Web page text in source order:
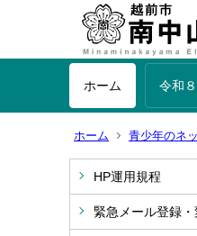
ホーム 令和
ホーム 青少年のネ
HP運用規程
緊急メール登録・